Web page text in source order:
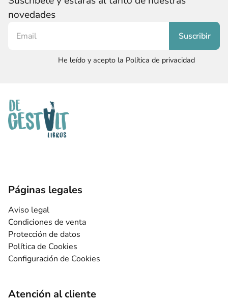
novedades
He leído y acepto la Política de privacidad
Páginas legales
Aviso legal
Condiciones de venta
Protección de datos
Política de Cookies
Configuración de Cookies
Atención al cliente